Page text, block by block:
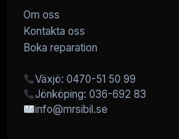
Om oss
Kontakta oss
Boka reparation
Växjö: 0470-51 50 99
Jönköping: 036-692 83
info@mrsibil.se